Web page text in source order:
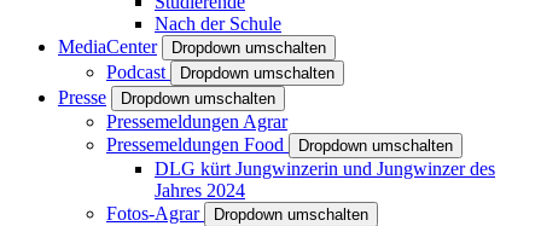
Nach der Schule
MediaCenter
Dropdown umschalten
Podcast Dropdown umschalten
Presse Dropdown umschalten
Pressemeldungen Agrar
Pressemeldungen Food
Dropdown umschalten
DLG kürt Jungwinzerin und Jungwinzer des
Jahres 2024
Fotos-Agrar
Dropdown umschalten